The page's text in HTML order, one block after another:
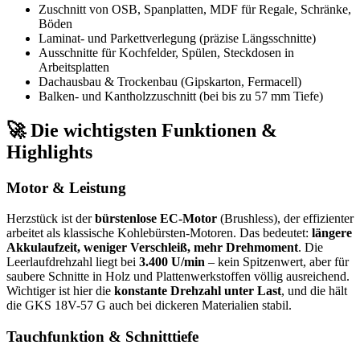
Zuschnitt von OSB, Spanplatten, MDF für Regale, Schränke,
Böden
Laminat- und Parkettverlegung (präzise Längsschnitte)
Ausschnitte für Kochfelder, Spülen, Steckdosen in
Arbeitsplatten
Dachausbau & Trockenbau (Gipskarton, Fermacell)
Balken- und Kantholzzuschnitt (bei bis zu 57 mm Tiefe)
🚀 Die wichtigsten Funktionen &
Highlights
Motor & Leistung
Herzstück ist derbürstenlose EC-Motor (Brushless), der effizienter
arbeitet als klassische Kohlebürsten-Motoren. Das bedeutet: längere
Akkulaufzeit, weniger Verschleiß, mehr Drehmoment. Die
Leerlaufdrehzahl liegt bei 3.400 U/min – kein Spitzenwert, aber für
saubere Schnitte in Holz und Plattenwerkstoffen völlig ausreichend.
Wichtiger ist hier die konstante Drehzahl unter Last, und die hält
die GKS 18V-57 G auch bei dickeren Materialien stabil.
Tauchfunktion & Schnitttiefe